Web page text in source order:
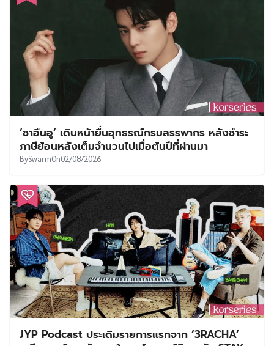
‘ชาอึนอู’ เดินหน้ายื่นอุทธรณ์กรมสรรพากร หลังชำระ
ภาษีย้อนหลังเต็มจำนวนไปเมื่อต้นปีที่ผ่านมา
BySwarmOn02/08/2026
JYP Podcast ประเดิมรายการแรกจาก ‘3RACHA’